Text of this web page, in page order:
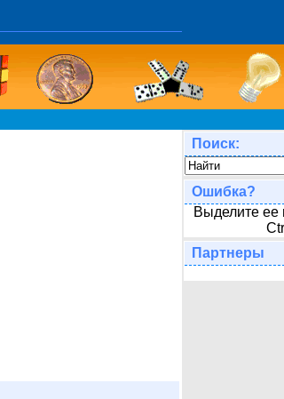
Поиск:
Ошибка?
Выделите
Партнеры